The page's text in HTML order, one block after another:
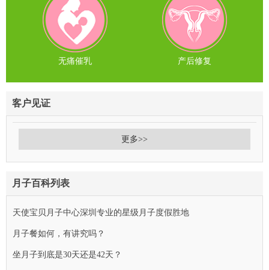
无痛催乳 产后修复
客户见证
更多>>
月子百科列表
天使宝贝月子中心深圳专业的星级月子度假胜地
月子餐如何，有讲究吗？
坐月子到底是30天还是42天？